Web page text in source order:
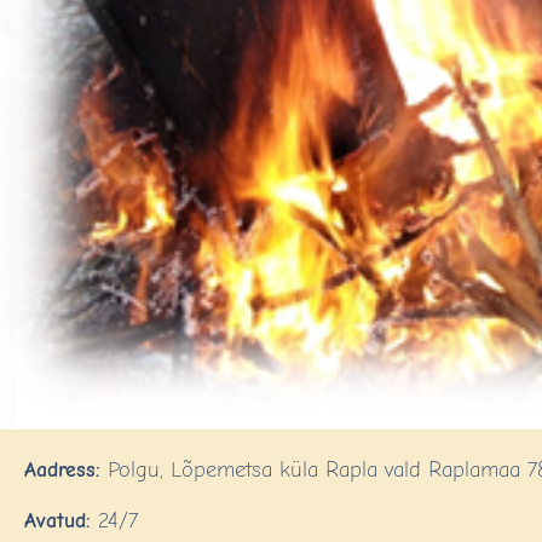
Aadress: Polgu, Lõpemetsa küla Rapla vald Raplamaa
Avatud: 24/7